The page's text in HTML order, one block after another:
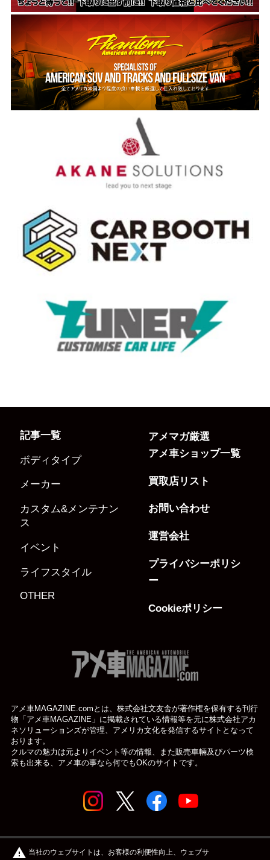
記事一覧
ボディタイプ
メーカー
カスタム&メンテナン
ス
イベント
ライフスタイル
OTHER
アメマガ厳選
アメ車ショップ一覧
買取店リスト
お問い合わせ
運営会社
プライバシーポリシ
ー
Cookieポリシー
アメ車MAGAZINE.comとは、株式会社文友舎が著作権を保有する刊行
物「アメ車MAGAZINE」に掲載されている情報等を元に株式会社アカ
ネソリューションズが管理、アメリカ文化を発信するサイトとなって
おります。
クルマの魅力は元よりイベント等の情報、また販売車輛及びパーツ検
索も出来る、アメ車の事なら何でもOKのサイトです。
© アメ車のWEBマガジン アメ車マガジン公式WEBサイト
warning 当社のウェブサイトは、お客様の利便性向上、ウェブサ